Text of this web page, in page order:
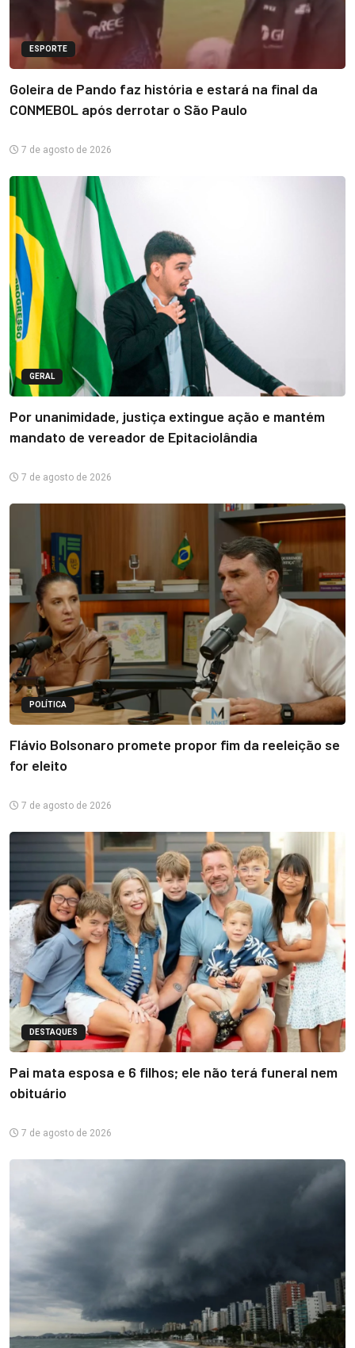
ESPORTE
Goleira de Pando faz história e estará na final da
CONMEBOL após derrotar o São Paulo
7 de agosto de 2026
GERAL
Por unanimidade, justiça extingue ação e mantém
mandato de vereador de Epitaciolândia
7 de agosto de 2026
POLÍTICA
Flávio Bolsonaro promete propor fim da reeleição se
for eleito
7 de agosto de 2026
DESTAQUES
Pai mata esposa e 6 filhos; ele não terá funeral nem
obituário
7 de agosto de 2026